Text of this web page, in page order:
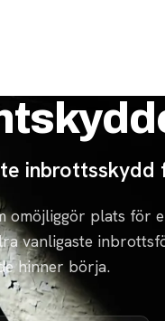
inbrottsskydd
omöjliggör plats för
vanligaste
hinner börja.